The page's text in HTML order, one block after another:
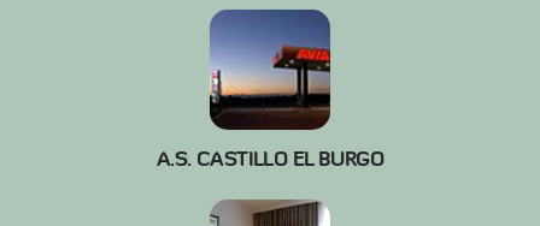
A.S. CASTILLO EL BURGO